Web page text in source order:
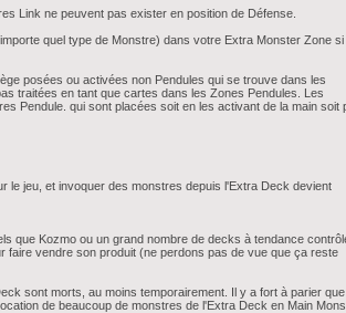
Link ne peuvent pas exister en position de Défense.
quel type de Monstre) dans votre Extra Monster Zone si
posées ou activées non Pendules qui se trouve dans les
traitées en tant que cartes dans les Zones Pendules. Les
Pendule. qui sont placées soit en les activant de la main soit
le jeu, et invoquer des monstres depuis l'Extra Deck devient
que Kozmo ou un grand nombre de decks à tendance
vendre son produit (ne perdons pas de vue que ça reste
sont morts, au moins temporairement. Il y a fort à parier que
de beaucoup de monstres de l'Extra Deck en Main